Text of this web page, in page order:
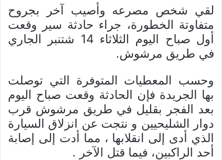
لقي شخص مصرعه وأصيب آخر بجروح
متفاوتة الخطورة، جراء حادثة سير وقعت
أول صباح اليوم الثلاثاء 14 شتنبر الجاري
في طريق مرشوش.
وحسب المعطيات المتوفرة التي توصلت
بها الجريدة فإن الحادثة وقعت صباح اليوم
بعد الفجر بقليل في طريق مرشوش قرب
دوار الشليحيين و نتجت عن انزلاق السيارة
الذي أدى إلى انقلابها ، مما أدت إلى إصابة
أحد الراكبين، فيما قتل الآخر .